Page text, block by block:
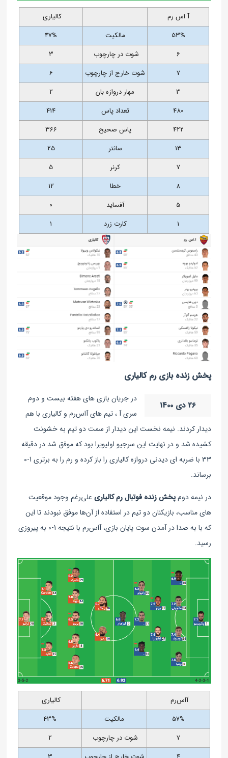
آ اس رم
کالیاری
53%
مالکیت
47%
6
شوت در چارچوب
3
7
شوت خارج از چارچوب
6
3
مهار دروازه بان
2
480
تعداد پاس
414
422
پاس صحیح
366
13
سانتر
25
7
کرنر
5
8
خطا
12
5
آفساید
0
1
کارت زرد 1
پخش زنده بازی رم کالیاری
26 دی 1400
در جریان بازی های هفته بیست و دوم
سری آ ، تیم های آ‌اس‌رم و کالیاری با هم
دیدار کردند. نیمه نخست این دیدار از سمت دو تیم به خشونت
کشیده شد و در نهایت این سرجیو اولیویرا بود که موفق شد در دقیقه
33 با ضربه ای دیدنی دروازه کالیاری را باز کرده و رم را به برتری 1-0
برساند.
در نیمه دومپخش زنده فوتبال رم کالیاری علی‌رغم وجود موقعیت
های مناسب، بازیکنان دو تیم در استفاده از آن‌ها موفق نبودند تا این
که با به صدا در آمدن سوت پایان بازی، آ‌اس‌رم با نتیجه 1-0 به پیروزی
رسید.
آ‌اس‌رم
کالیاری
57%
مالکیت
43%
7
شوت در چارچوب
2